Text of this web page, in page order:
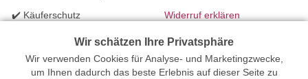
✔️ Käuferschutz
✔️ B2B Programm
✔️ Schneller Support
Widerruf erklären
Batteriegesetzhinweise
Richtlinien für Werbung
Wir schätzen Ihre Privatsphäre
Wir verwenden Cookies für Analyse- und Marketingzwecke,
um Ihnen dadurch das beste Erlebnis auf dieser Seite zu